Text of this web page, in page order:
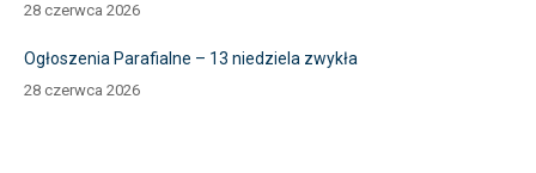
28 czerwca 2026
Ogłoszenia Parafialne – 13 niedziela zwykła
28 czerwca 2026